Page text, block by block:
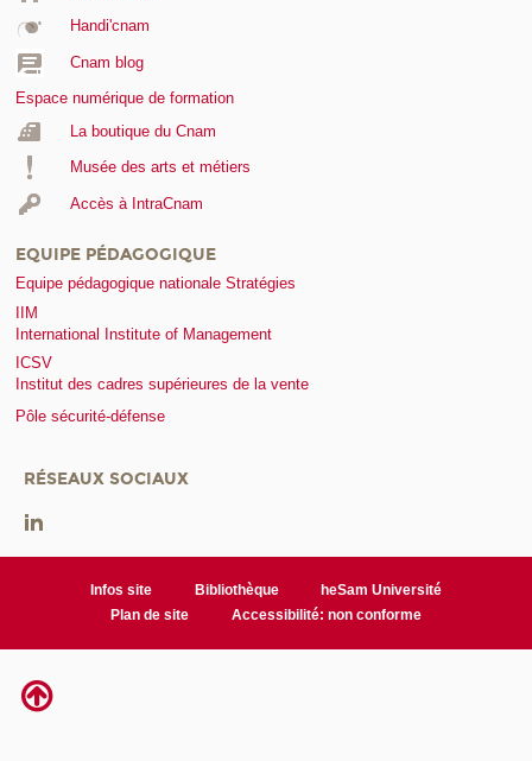
Handi'cnam
Cnam blog
Espace numérique de formation
La boutique du Cnam
Musée des arts et métiers
Accès à IntraCnam
EQUIPE PÉDAGOGIQUE
Equipe pédagogique nationale Stratégies
IIM
International Institute of Management
ICSV
Institut des cadres supérieures de la vente
Pôle sécurité-défense
RÉSEAUX SOCIAUX
Infos site Bibliothèque
heSam Université
Plan de site
Accessibilité: non conforme